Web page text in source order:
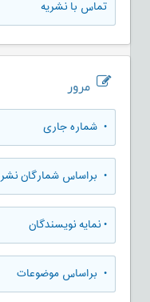
تماس با نشریه
مرور
• شماره جاری
• براساس شمارگان
•نمایه نویسندگان
• براساس موضوعات